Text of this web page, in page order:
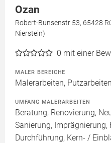
Ozan
Robert-Bunsenstr 53, 65428
Nierstein)
0 mit einer
MALER BEREICHE
Malerarbeiten,
UMFANG MALERARBEITEN
Beratung, Renovierung,
Sanierung,
Durchführung, Kern- /